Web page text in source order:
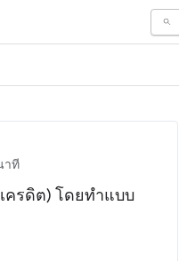
าที
ครดิต) โดยทำแบบ